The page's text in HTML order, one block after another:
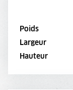
Poids
Largeur
Hauteur